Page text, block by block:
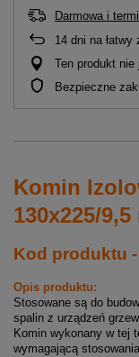
Darmowa i
14 dni na łatwy
Ten produkt
Bezpieczne
Komin
130x225/9,5
Kod produktu -
Opis produktu:
Stosowane są do
spalin z urządzeń
Komin wykonany w tej
wymagającą